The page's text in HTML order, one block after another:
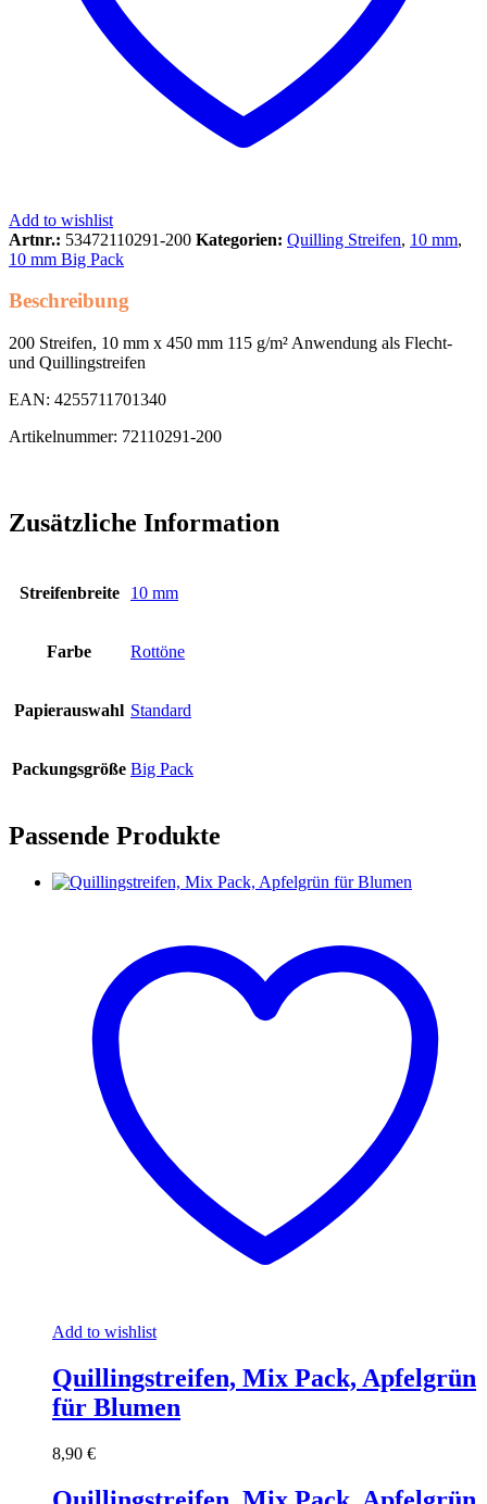
Add to wishlist
Artnr.: 53472110291-200 Kategorien: Quilling Streifen, 10 mm,
10 mm Big Pack
Beschreibung
200 Streifen, 10 mm x 450 mm 115 g/m² Anwendung als Flecht-
und Quillingstreifen
EAN: 4255711701340
Artikelnummer: 72110291-200
Zusätzliche Information
Streifenbreite 10 mm
Farbe Rottöne
Papierauswahl Standard
Packungsgröße Big Pack
Passende Produkte
Add to wishlist
Quillingstreifen, Mix Pack, Apfelgrün
für Blumen
8,90 €